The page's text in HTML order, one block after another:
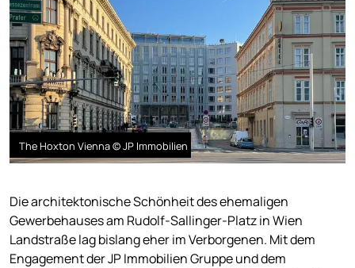
The Hoxton Vienna © JP Immobilien
Die architektonische Schönheit des ehemaligen
Gewerbehauses am Rudolf-Sallinger-Platz in Wien
Landstraße lag bislang eher im Verborgenen. Mit dem
Engagement der JP Immobilien Gruppe und dem